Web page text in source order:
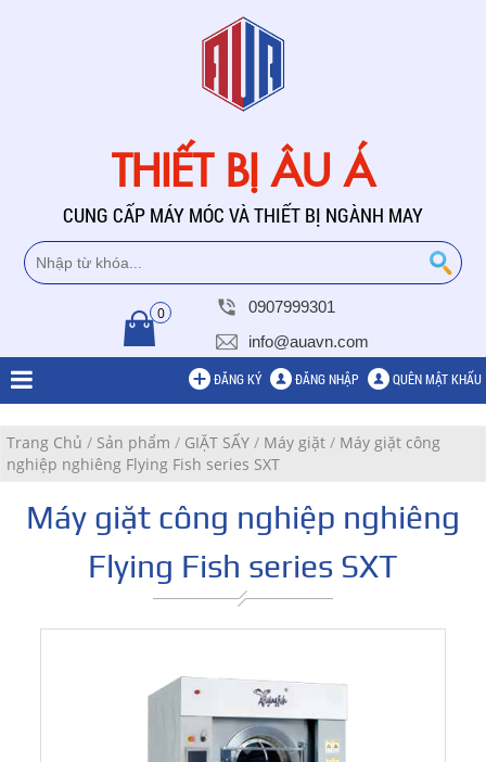
THIẾT BỊ ÂU Á
CUNG CẤP MÁY MÓC VÀ THIẾT BỊ NGÀNH MAY
0
0907999301
info@auavn.com
ĐĂNG KÝ ĐĂNG NHẬP QUÊN MẬT KHẨU
Trang Chủ / Sản phẩm / GIẶT SẤY / Máy giặt / Máy giặt công
nghiệp nghiêng Flying Fish series SXT
Máy giặt công nghiệp nghiêng
Flying Fish series SXT